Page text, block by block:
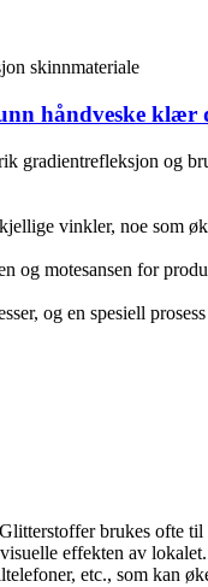
håndveske
gradientrefleksjon og
vinkler, noe som
og motesansen for
og en spesiell
brukes ofte
effekten av
etc., som kan